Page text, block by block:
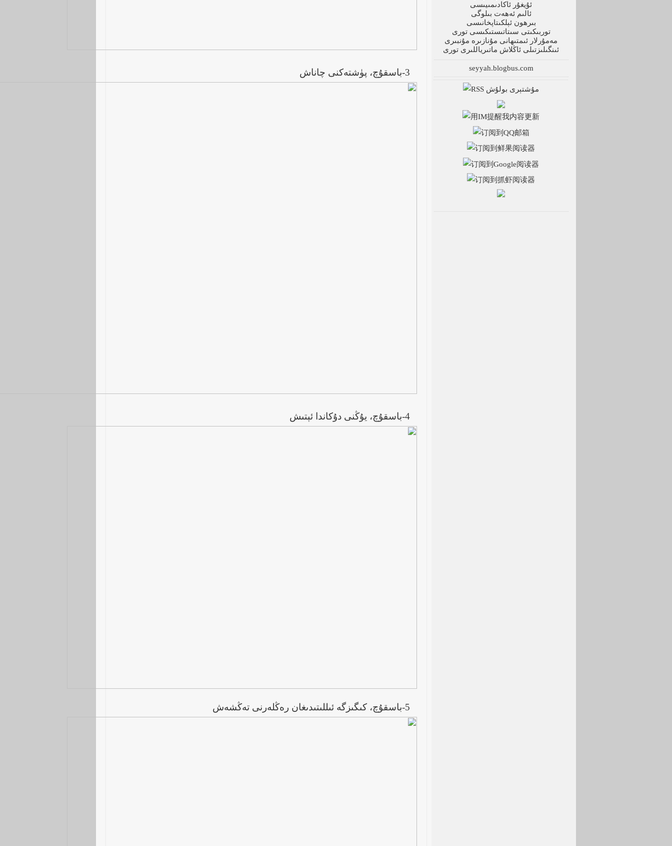
3-باسقۇچ، پۈشتەكنى چاناش
4-باسقۇچ، يۇڭنى دۇكاندا ئېتىش
5-باسقۇچ، كىگىزگە ئىللىتىدىغان رەڭلەرنى تەڭشەش
ئۇيغۇر ئاكادىمىيىسى
ئالىم ئەھەت بىلوگى
بىرھون ئېلكىتاپخانىسى
توربىكىتى سىتاتىستىكىسى تورى
مەمۇرلار ئىمتىھانى مۇنازىرە مۇنبىرى
ئىنگىلىزتىلى ئاڭلاش ماتىرياللىرى تورى
seyyah.blogbus.com
مۇشتېرى بولۇش